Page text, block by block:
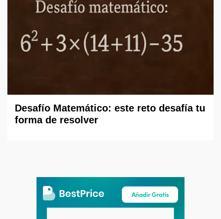
Desafío Matemático: este reto desafía tu
forma de resolver